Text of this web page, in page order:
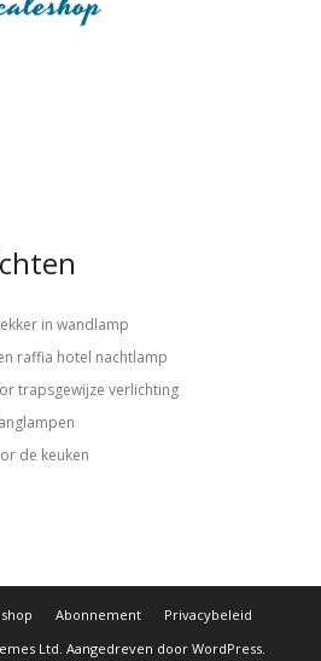
in wandlamp
raffia hotel nachtlamp
trapsgewijze verlichting
de keuken
Abonnement
Privacybeleid
Ltd . Aangedreven door WordPress